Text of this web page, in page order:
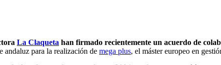
La Claqueta han firmado recientemente un acuerdo de
andaluz para la realización de mega plus, el máster europeo en